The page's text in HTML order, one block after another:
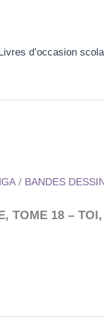
d’occasion
/ BANDES
TOME 18 –